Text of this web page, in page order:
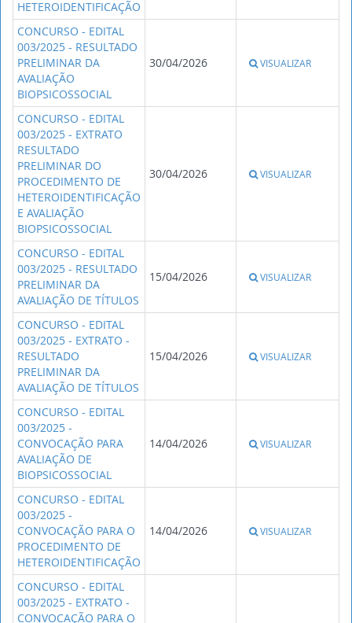
HETEROIDENTIFICAÇÃO
CONCURSO - EDITAL
003/2025 - RESULTADO
PRELIMINAR DA
AVALIAÇÃO
BIOPSICOSSOCIAL
30/04/2026 VISUALIZAR
CONCURSO - EDITAL
003/2025 - EXTRATO
RESULTADO
PRELIMINAR DO
PROCEDIMENTO DE
HETEROIDENTIFICAÇÃO
E AVALIAÇÃO
BIOPSICOSSOCIAL
30/04/2026 VISUALIZAR
CONCURSO - EDITAL
003/2025 - RESULTADO
PRELIMINAR DA
AVALIAÇÃO DE TÍTULOS
15/04/2026 VISUALIZAR
CONCURSO - EDITAL
003/2025 - EXTRATO -
RESULTADO
PRELIMINAR DA
AVALIAÇÃO DE TÍTULOS
15/04/2026 VISUALIZAR
CONCURSO - EDITAL
003/2025 -
CONVOCAÇÃO PARA
AVALIAÇÃO DE
BIOPSICOSSOCIAL
14/04/2026 VISUALIZAR
CONCURSO - EDITAL
003/2025 -
CONVOCAÇÃO PARA O
PROCEDIMENTO DE
HETEROIDENTIFICAÇÃO
14/04/2026 VISUALIZAR
CONCURSO - EDITAL
003/2025 - EXTRATO -
CONVOCAÇÃO PARA O